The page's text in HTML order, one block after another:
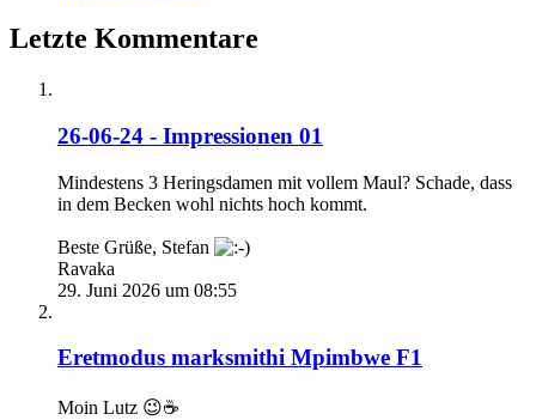
Letzte Kommentare
26-06-24 - Impressionen 01
Mindestens 3 Heringsdamen mit vollem Maul? Schade, dass
in dem Becken wohl nichts hoch kommt.
Beste Grüße, Stefan
Ravaka
29. Juni 2026 um 08:55
Eretmodus marksmithi Mpimbwe F1
Moin Lutz 😉☕️